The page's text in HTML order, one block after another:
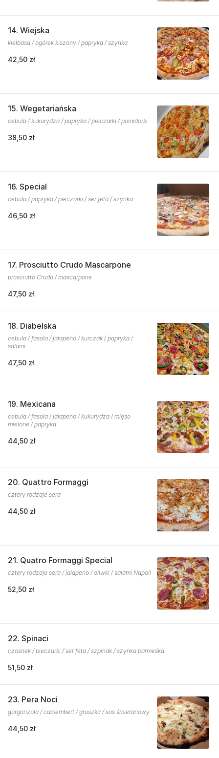
14. Wiejska
kiełbasa / ogórek kiszony / papryka / szynka
42,50 zł
15. Wegetariańska
cebula / kukurydza / papryka / pieczarki / pomidorki
38,50 zł
16. Special
cebula / papryka / pieczarki / ser feta / szynka
46,50 zł
17. Prosciutto Crudo Mascarpone
prosciutto Crudo / mascarpone
47,50 zł
18. Diabelska
cebula / fasola / jalapeno / kurczak / papryka /
salami
47,50 zł
19. Mexicana
cebula / fasola / jalapeno / kukurydza / mięso
mielone / papryka
44,50 zł
20. Quattro Formaggi
cztery rodzaje sera
44,50 zł
21. Quatro Formaggi Special
cztery rodzaje sera / jalapeno / oliwki / salami Napoli
52,50 zł
22. Spinaci
czosnek / pieczarki / ser feta / szpinak / szynka parmeśka
51,50 zł
23. Pera Noci
gorgonzola / camembert / gruszka / sos śmietanowy
44,50 zł